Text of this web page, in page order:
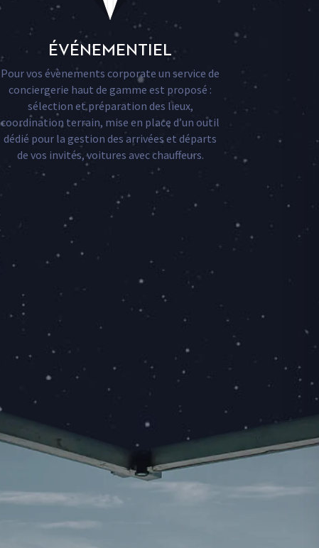
ÉVÉNEMENTIEL
Pour vosévènements corporate un service de
conciergerie haut de gamme est proposé :
sélection et préparation des lieux,
coordination terrain, mise en place d’un outil
dédié pour la gestion des arrivées et départs
de vos invités, voitures avec chauffeurs.